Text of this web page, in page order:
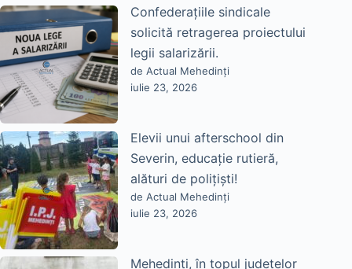
Confederațiile sindicale
solicită retragerea proiectului
legii salarizării.
de Actual Mehedinți
iulie 23, 2026
Elevii unui afterschool din
Severin, educație rutieră,
alături de polițiști!
de Actual Mehedinți
iulie 23, 2026
Mehedinți, în topul județelor